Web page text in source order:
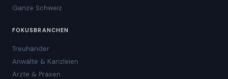
Ganze Schweiz
FOKUSBRANCHEN
Treuhänder
Anwälte & Kanzleien
Ärzte & Praxen